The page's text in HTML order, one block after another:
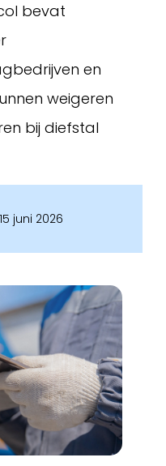
bevat
en
weigeren
bij diefstal
15 juni 2026